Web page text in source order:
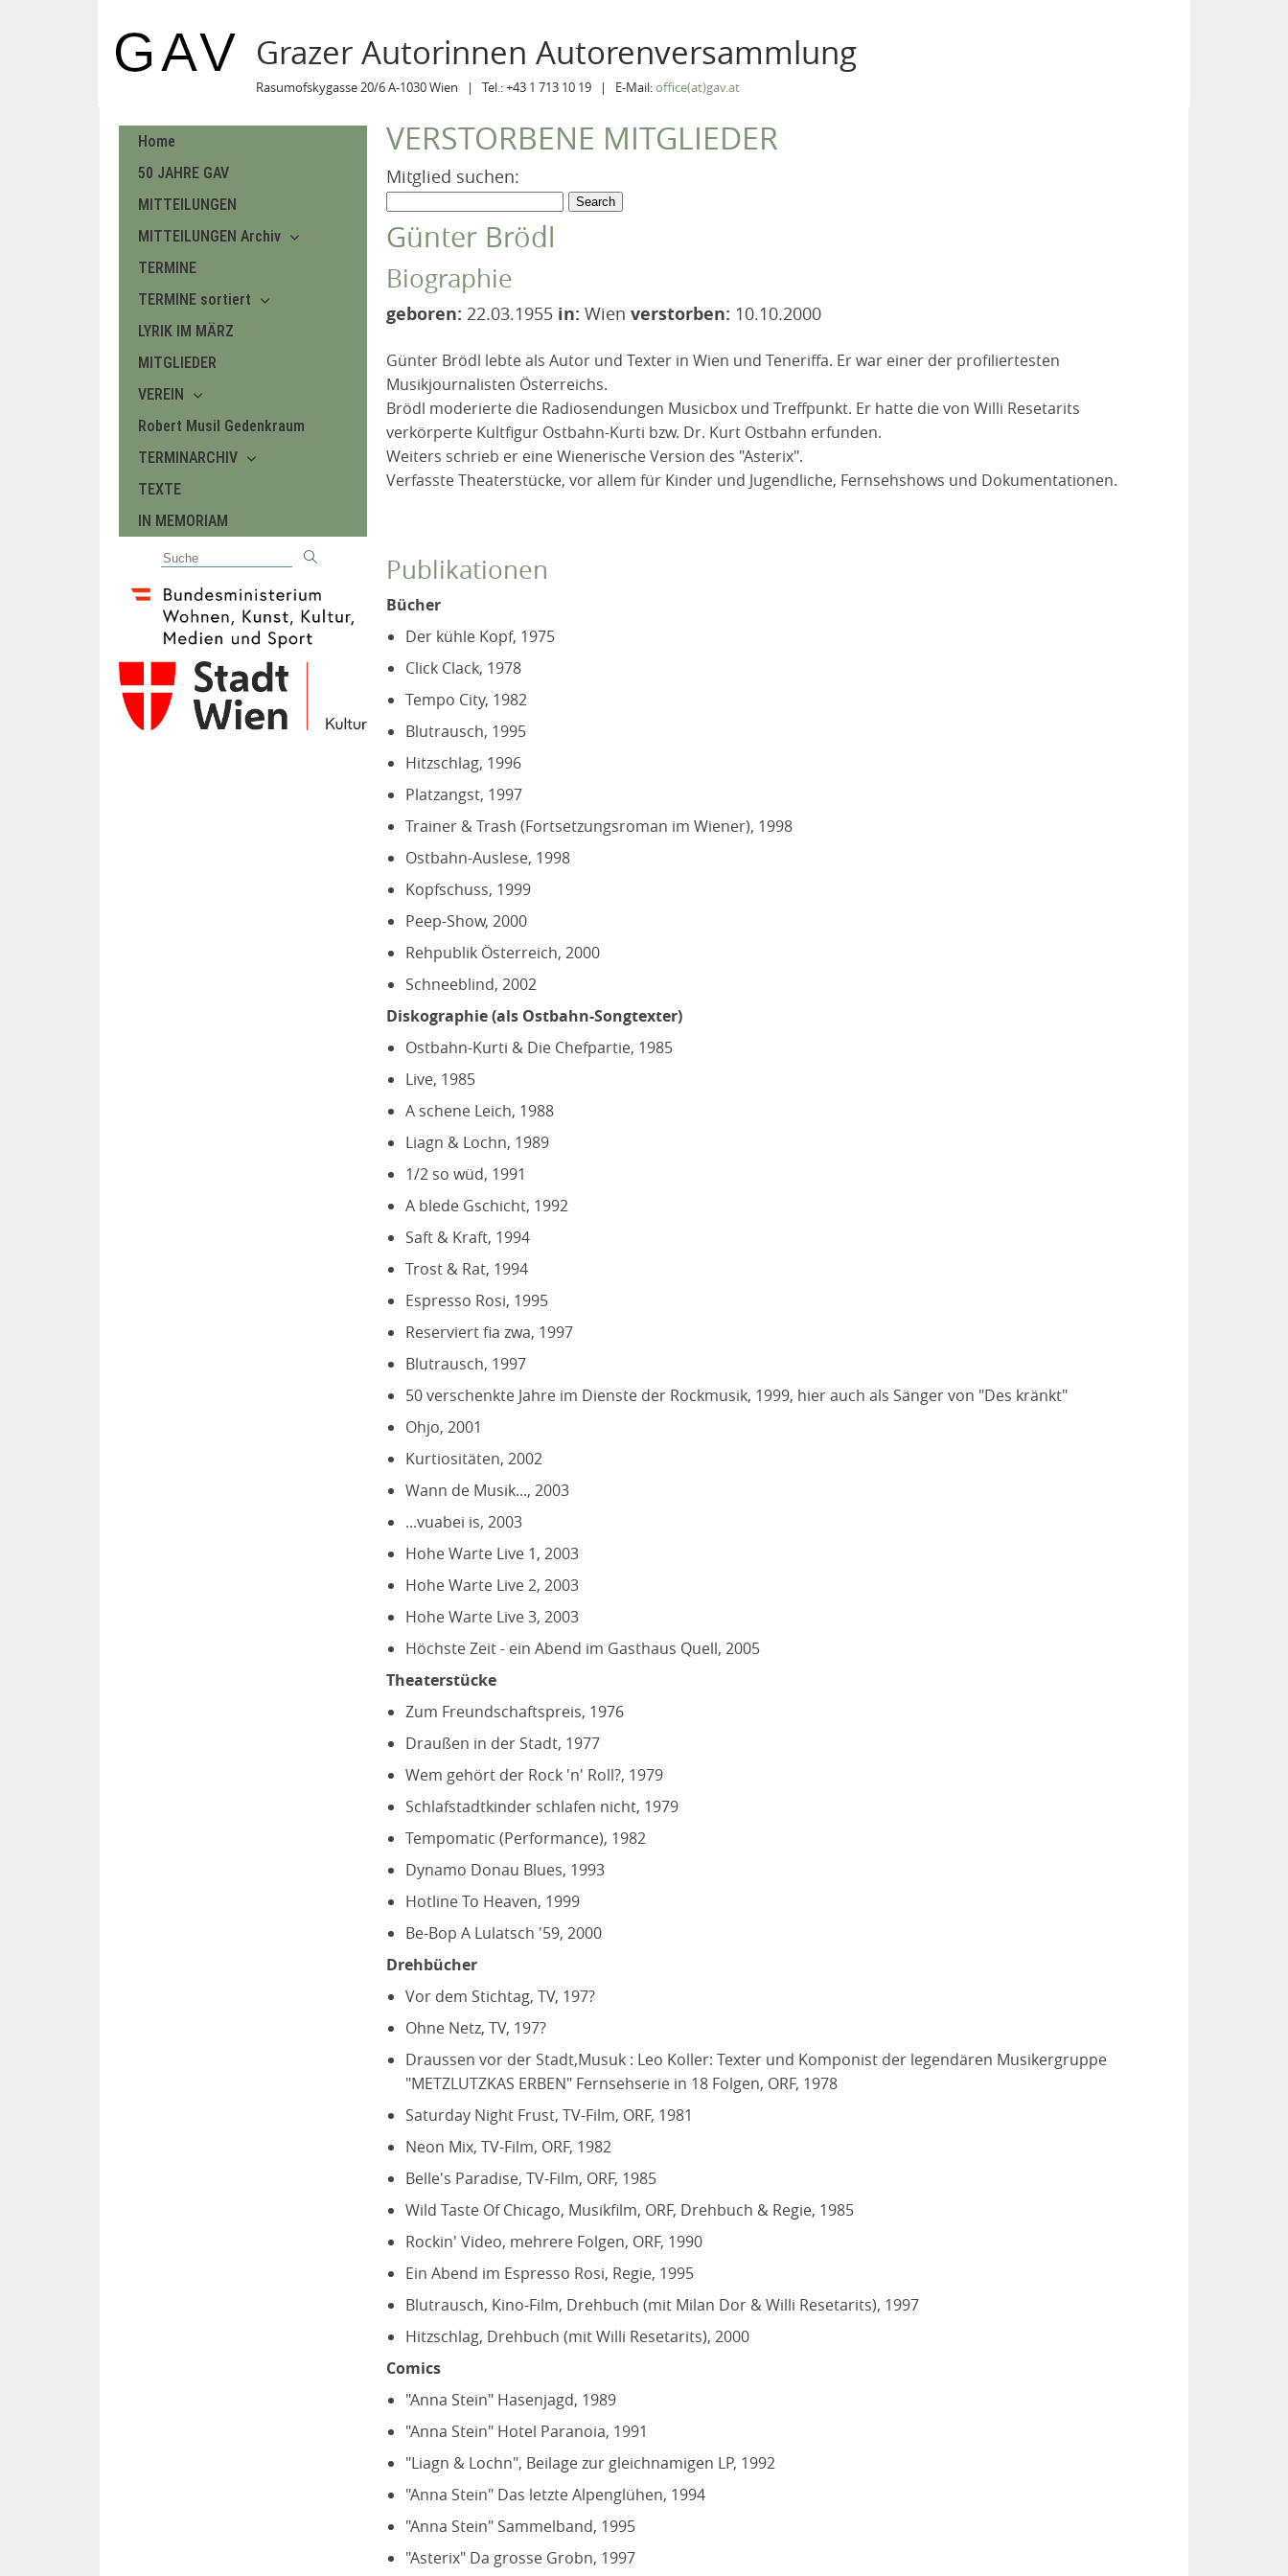
Grazer Autorinnen Autorenversammlung
Rasumofskygasse 20/6 A-1030 Wien | Tel.: +43 1 713 10 19 | E-Mail:office(at)gav.at
Home
50 JAHRE GAV
MITTEILUNGEN
MITTEILUNGEN Archiv
TERMINE
TERMINE sortiert
LYRIK IM MÄRZ
MITGLIEDER
VEREIN
Robert Musil Gedenkraum
TERMINARCHIV
TEXTE
IN MEMORIAM
VERSTORBENE MITGLIEDER
Mitglied suchen:
Günter Brödl
Biographie
geboren: 22.03.1955 in: Wien verstorben: 10.10.2000
Günter Brödl lebte als Autor und Texter in Wien und Teneriffa. Er war einer der profiliertesten
Musikjournalisten Österreichs.
Brödl moderierte die Radiosendungen Musicbox und Treffpunkt. Er hatte die von Willi Resetarits
verkörperte Kultfigur Ostbahn-Kurti bzw. Dr. Kurt Ostbahn erfunden.
Weiters schrieb er eine Wienerische Version des "Asterix".
Verfasste Theaterstücke, vor allem für Kinder und Jugendliche, Fernsehshows und Dokumentationen.
Publikationen
Bücher
Der kühle Kopf, 1975
Click Clack, 1978
Tempo City, 1982
Blutrausch, 1995
Hitzschlag, 1996
Platzangst, 1997
Trainer & Trash (Fortsetzungsroman im Wiener), 1998
Ostbahn-Auslese, 1998
Kopfschuss, 1999
Peep-Show, 2000
Rehpublik Österreich, 2000
Schneeblind, 2002
Diskographie (als Ostbahn-Songtexter)
Ostbahn-Kurti & Die Chefpartie, 1985
Live, 1985
A schene Leich, 1988
Liagn & Lochn, 1989
1/2 so wüd, 1991
A blede Gschicht, 1992
Saft & Kraft, 1994
Trost & Rat, 1994
Espresso Rosi, 1995
Reserviert fia zwa, 1997
Blutrausch, 1997
50 verschenkte Jahre im Dienste der Rockmusik, 1999, hier auch als Sänger von "Des kränkt"
Ohjo, 2001
Kurtiositäten, 2002
Wann de Musik..., 2003
...vuabei is, 2003
Hohe Warte Live 1, 2003
Hohe Warte Live 2, 2003
Hohe Warte Live 3, 2003
Höchste Zeit - ein Abend im Gasthaus Quell, 2005
Theaterstücke
Zum Freundschaftspreis, 1976
Draußen in der Stadt, 1977
Wem gehört der Rock 'n' Roll?, 1979
Schlafstadtkinder schlafen nicht, 1979
Tempomatic (Performance), 1982
Dynamo Donau Blues, 1993
Hotline To Heaven, 1999
Be-Bop A Lulatsch '59, 2000
Drehbücher
Vor dem Stichtag, TV, 197?
Ohne Netz, TV, 197?
Draussen vor der Stadt,Musuk : Leo Koller: Texter und Komponist der legendären Musikergruppe
"METZLUTZKAS ERBEN" Fernsehserie in 18 Folgen, ORF, 1978
Saturday Night Frust, TV-Film, ORF, 1981
Neon Mix, TV-Film, ORF, 1982
Belle's Paradise, TV-Film, ORF, 1985
Wild Taste Of Chicago, Musikfilm, ORF, Drehbuch & Regie, 1985
Rockin' Video, mehrere Folgen, ORF, 1990
Ein Abend im Espresso Rosi, Regie, 1995
Blutrausch, Kino-Film, Drehbuch (mit Milan Dor & Willi Resetarits), 1997
Hitzschlag, Drehbuch (mit Willi Resetarits), 2000
Comics
"Anna Stein" Hasenjagd, 1989
"Anna Stein" Hotel Paranoia, 1991
"Liagn & Lochn", Beilage zur gleichnamigen LP, 1992
"Anna Stein" Das letzte Alpenglühen, 1994
"Anna Stein" Sammelband, 1995
"Asterix" Da grosse Grobn, 1997